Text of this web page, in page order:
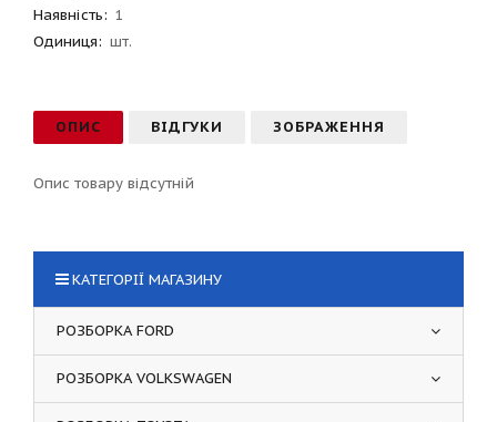
Наявність: 1
Одиниця: шт.
ОПИС ВІДГУКИ ЗОБРАЖЕННЯ
Опис товару відсутній
КАТЕГОРІЇ МАГАЗИНУ
РОЗБОРКА FORD
РОЗБОРКА VOLKSWAGEN